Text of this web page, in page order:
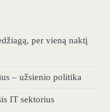
per vieną naktį
– užsienio politika
IT sektorius